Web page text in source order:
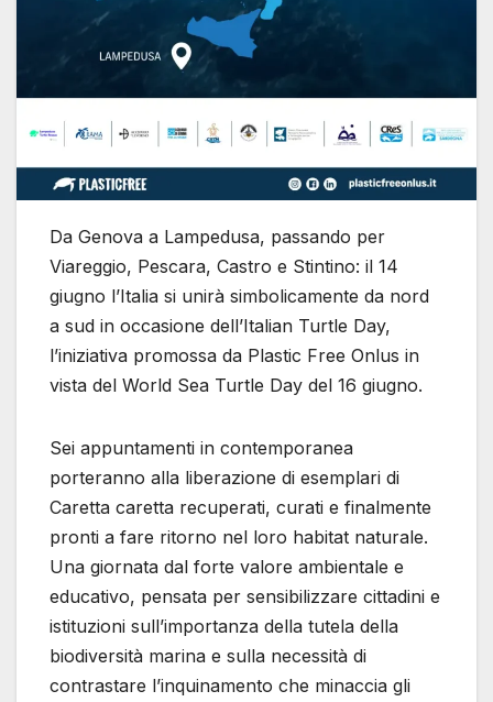
Da Genova a Lampedusa, passando per
Viareggio, Pescara, Castro e Stintino: il 14
giugno l’Italia si unirà simbolicamente da nord
a sud in occasione dell’Italian Turtle Day,
l’iniziativa promossa da Plastic Free Onlus in
vista del World Sea Turtle Day del 16 giugno.
Sei appuntamenti in contemporanea
porteranno alla liberazione di esemplari di
Caretta caretta recuperati, curati e finalmente
pronti a fare ritorno nel loro habitat naturale.
Una giornata dal forte valore ambientale e
educativo, pensata per sensibilizzare cittadini e
istituzioni sull’importanza della tutela della
biodiversità marina e sulla necessità di
contrastare l’inquinamento che minaccia gli